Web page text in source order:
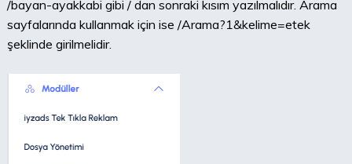
/bayan-ayakkabi gibi / dan sonraki kısım yazılmalıdır. Arama
sayfalarında kullanmak için ise /Arama?1&kelime=etek
şeklinde girilmelidir.